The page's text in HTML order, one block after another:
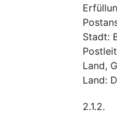
Stadt:
Land,
Land:
2.1.2.